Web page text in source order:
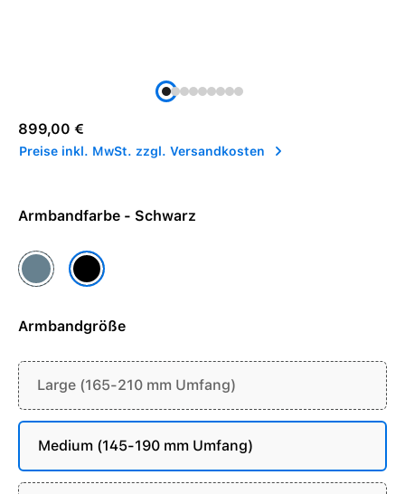
Regulärer Preis:
899,00 €
Preise inkl. MwSt. zzgl. Versandkosten
Armbandfarbe - Schwarz
HellblauSchwarz
Armbandgröße
Large (165-210 mm Umfang)
Medium (145-190 mm Umfang)